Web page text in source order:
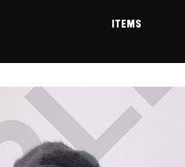
ITEMS